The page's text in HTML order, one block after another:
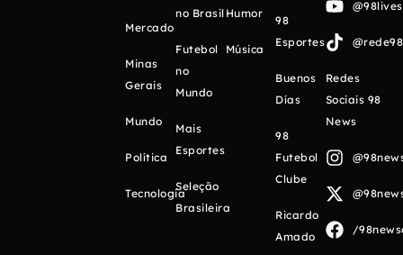
Mercado
Minas
Gerais
Mundo
Política
Tecnologia
no Brasil
Futebol
no
Mundo
Mais
Esportes
Seleção
Brasileira
Humor
Música
98
Esportes
Buenos
Días
98
Futebol
Clube
Ricardo
Amado
Redes
Sociais 98
News
/